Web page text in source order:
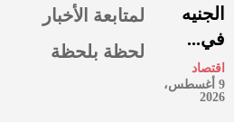
الجنيه
في...
اقتصاد
9 أغسطس،
2026
لمتابعة الأخبار
لحظة بلحظة